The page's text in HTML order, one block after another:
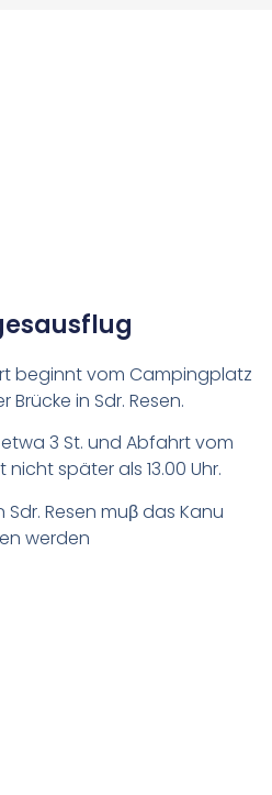
beginnt vom Campingplatz
in Sdr. Resen.
3 St. und Abfahrt vom
später als 13.00 Uhr.
Sdr. Resen muβ das Kanu
werden